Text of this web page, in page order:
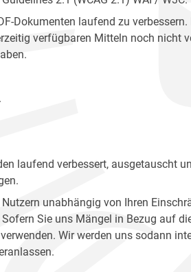
Dokumenten laufend zu
verfügbaren Mitteln noch nicht
laufend verbessert, ausgetauscht
unabhängig von Ihren
Sie uns Mängel in Bezug auf
Wir werden uns sodann